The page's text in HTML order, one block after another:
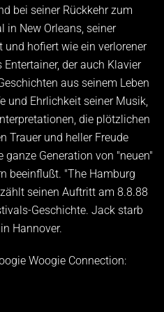
bei seiner Rückkehr zum
in New Orleans, seiner
und hofiert wie ein verlorener
der auch Klavier
aus seinem Leben
und Ehrlichkeit seiner Musik,
die plötzlichen
Trauer und heller Freude
Generation von "neuen"
beeinflußt. "The Hamburg
seinen Auftritt am 8.8.88
Geschichte. Jack starb
Hannover.
Woogie Connection: